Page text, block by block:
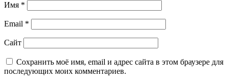
Имя *
Email *
Сайт
Сохранить моё имя, email и адрес сайта в этом браузере для
последующих моих комментариев.